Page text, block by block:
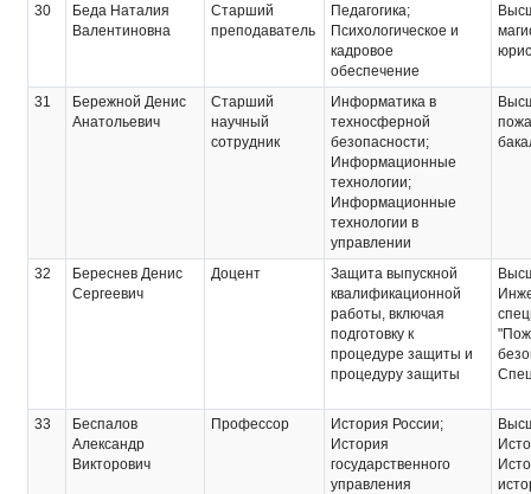
30
Беда Наталия
Валентиновна
Старший
преподаватель
Педагогика;
Психологическое и
кадровое
обеспечение
31
Бережной Денис
Анатольевич
Старший
научный
сотрудник
Информатика в
техносферной
безопасности;
Информационные
технологии;
Информационные
технологии в
управлении
32
Береснев Денис
Сергеевич
Доцент
Защита выпускной
квалификационной
работы, включая
подготовку к
процедуре защиты и
процедуру защиты
33
Беспалов
Александр
Викторович
Профессор
История России;
История
государственного
управления